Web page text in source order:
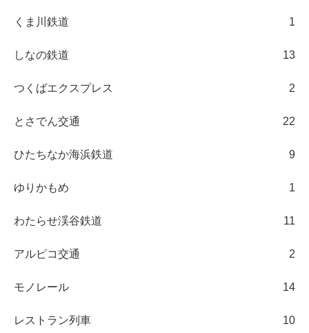
くま川鉄道 1
しなの鉄道 13
つくばエクスプレス 2
とさでん交通 22
ひたちなか海浜鉄道 9
ゆりかもめ 1
わたらせ渓谷鉄道 11
アルピコ交通 2
モノレール 14
レストラン列車 10